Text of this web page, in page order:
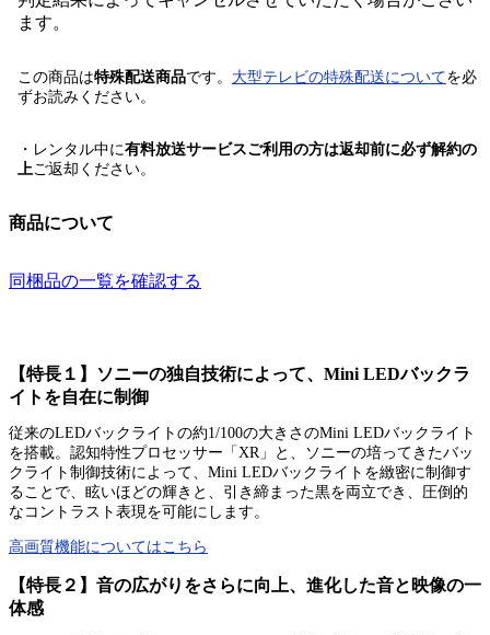
ます。
この商品は特殊配送商品です。 大型テレビの特殊配送についてを必
ずお読みください。
・レンタル中に有料放送サービスご利用の方は返却前に必ず解約の
上ご返却ください。
商品について
同梱品の一覧を確認する
【特長１】ソニーの独自技術によって、Mini LEDバックラ
イトを自在に制御
従来のLEDバックライトの約1/100の大きさのMini LEDバックライト
を搭載。認知特性プロセッサー「XR」と、ソニーの培ってきたバッ
クライト制御技術によって、Mini LEDバックライトを緻密に制御す
ることで、眩いほどの輝きと、引き締まった黒を両立でき、圧倒的
なコントラスト表現を可能にします。
高画質機能についてはこちら
【特長２】音の広がりをさらに向上、進化した音と映像の一
体感